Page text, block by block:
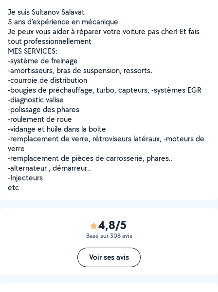
Je suis Sultanov Salavat
5 ans d'expérience en mécanique
Je peux vous aider à réparer votre voiture pas cher! Et fais
tout professionnellement
MES SERVICES:
-système de freinage
-amortisseurs, bras de suspension, ressorts.
-courroie de distribution
-bougies de préchauffage, turbo, capteurs, -systèmes EGR
-diagnostic valise
-polissage des phares
-roulement de roue
-vidange et huile dans la boite
-remplacement de verre, rétroviseurs latéraux, -moteurs de
verre
-remplacement de pièces de carrosserie, phares..
-alternateur , démarreur..
-Injecteurs
etc
4,8/5
Basé sur 308 avis
Voir ses avis